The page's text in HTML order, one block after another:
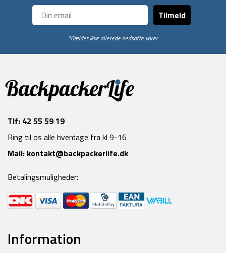
Tilmeld
*Gælder ikke allerede nedsatte varer
Tlf: 42 55 59 19
Ring til os alle hverdage fra kl 9-16
Mail: kontakt@backpackerlife.dk
Betalingsmuligheder:
Information